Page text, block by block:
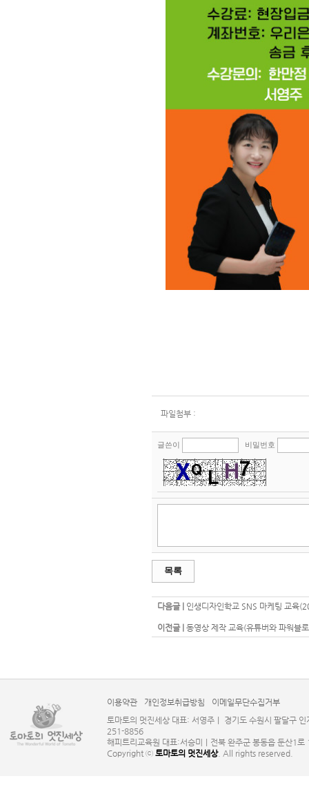
파일첨부 :
글쓴이 비밀번호
목록
다음글 | 인생디자인학교 SNS 마케팅 교육
이전글 | 동영상 제작 교육(유튜버와 파워블
이용약관 개인정보취급방침
이메일무단수집거부
토마토의 멋진세상 대표: 서영주｜ 경기도 수원시 팔달
251-8856
해피트리교육원 대표:서승미｜전북 완주군 봉동읍 둔산
Copyright ⓒ 토마토의 멋진세상. All rights reserved.